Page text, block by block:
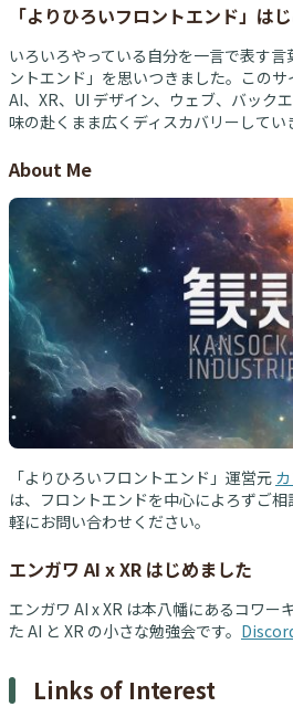
「よりひろいフロントエンド」は
いろいろやっている自分を一言で表す
ントエンド」を思いつきました。この
AI、XR、UI デザイン、ウェブ、バック
味の赴くまま広くディスカバリーしてい
About Me
「よりひろいフロントエンド」運営元
は、フロントエンドを中心によろずご
軽にお問い合わせください。
エンガワ AI x XR はじめました
エンガワ AI x XR は本八幡にあるコワー
た AI と XR の小さな勉強会です。
Links of Interest